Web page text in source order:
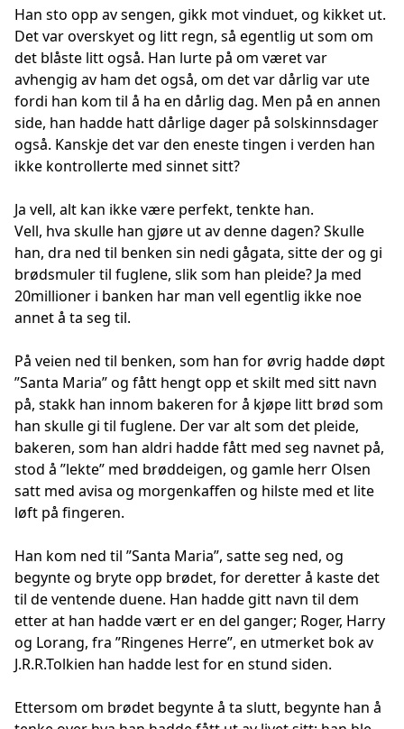
Han sto opp av sengen, gikk mot vinduet, og kikket ut.
Det var overskyet og litt regn, så egentlig ut som om
det blåste litt også. Han lurte på om været var
avhengig av ham det også, om det var dårlig var ute
fordi han kom til å ha en dårlig dag. Men på en annen
side, han hadde hatt dårlige dager på solskinnsdager
også. Kanskje det var den eneste tingen i verden han
ikke kontrollerte med sinnet sitt?
Ja vell, alt kan ikke være perfekt, tenkte han.
Vell, hva skulle han gjøre ut av denne dagen? Skulle
han, dra ned til benken sin nedi gågata, sitte der og gi
brødsmuler til fuglene, slik som han pleide? Ja med
20millioner i banken har man vell egentlig ikke noe
annet å ta seg til.
På veien ned til benken, som han for øvrig hadde døpt
”Santa Maria” og fått hengt opp et skilt med sitt navn
på, stakk han innom bakeren for å kjøpe litt brød som
han skulle gi til fuglene. Der var alt som det pleide,
bakeren, som han aldri hadde fått med seg navnet på,
stod å ”lekte” med brøddeigen, og gamle herr Olsen
satt med avisa og morgenkaffen og hilste med et lite
løft på fingeren.
Han kom ned til ”Santa Maria”, satte seg ned, og
begynte og bryte opp brødet, for deretter å kaste det
til de ventende duene. Han hadde gitt navn til dem
etter at han hadde vært er en del ganger; Roger, Harry
og Lorang, fra ”Ringenes Herre”, en utmerket bok av
J.R.R.Tolkien han hadde lest for en stund siden.
Ettersom om brødet begynte å ta slutt, begynte han å